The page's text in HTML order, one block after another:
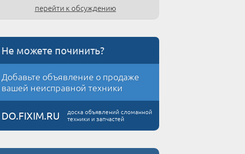
перейти к обсуждению
Не можете починить?
Добавьте объявление о продаже
вашей неисправной техники
DO.FIXIM.RU
доска объявлений сломанной
техники и запчастей